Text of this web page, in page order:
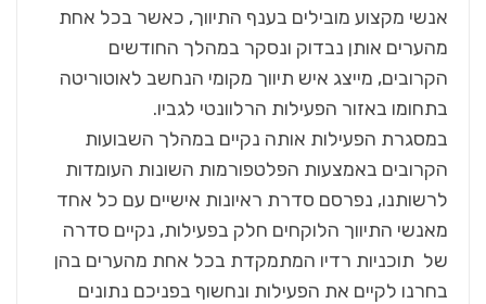
אנשי מקצוע מובילים בענף התיווך, כאשר בכל אחת
מהערים אותן נבדוק ונסקר במהלך החודשים
הקרובים, מייצג איש תיווך מקומי הנחשב לאוטוריטה
בתחומו באזור הפעילות הרלוונטי לגביו.
במסגרת הפעילות אותה נקיים במהלך השבועות
הקרובים באמצעות הפלטפורמות השונות העומדות
לרשותנו, נפרסם סדרת ראיונות אישיים עם כל אחד
מאנשי התיווך הלוקחים חלק בפעילות, נקיים סדרה
של תוכניות רדיו המתמקדת בכל אחת מהערים בהן
בחרנו לקיים את הפעילות ונחשוף בפניכם נתונים